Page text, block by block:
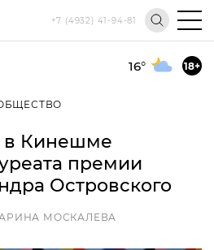
+7 (4932) 41-94-81
16° 18+
в Кинешме
премии
Островского
МОСКАЛЕВА